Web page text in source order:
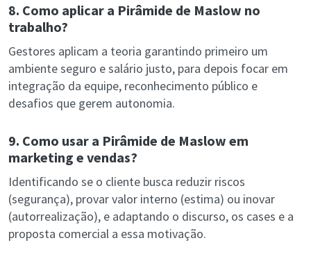
8. Como aplicar a Pirâmide de Maslow no
trabalho?
Gestores aplicam a teoria garantindo primeiro um
ambiente seguro e salário justo, para depois focar em
integração da equipe, reconhecimento público e
desafios que gerem autonomia.
9. Como usar a Pirâmide de Maslow em
marketing e vendas?
Identificando se o cliente busca reduzir riscos
(segurança), provar valor interno (estima) ou inovar
(autorrealização), e adaptando o discurso, os cases e a
proposta comercial a essa motivação.